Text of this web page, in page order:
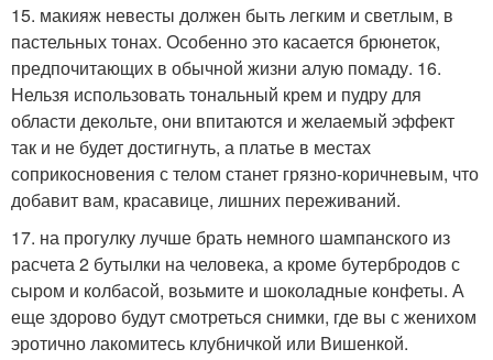
15. макияж невесты должен быть легким и светлым, в
пастельных тонах. Особенно это касается брюнеток,
предпочитающих в обычной жизни алую помаду. 16.
Нельзя использовать тональный крем и пудру для
области декольте, они впитаются и желаемый эффект
так и не будет достигнуть, а платье в местах
соприкосновения с телом станет грязно-коричневым, что
добавит вам, красавице, лишних переживаний.
17. на прогулку лучше брать немного шампанского из
расчета 2 бутылки на человека, а кроме бутербродов с
сыром и колбасой, возьмите и шоколадные конфеты. А
еще здорово будут смотреться снимки, где вы с женихом
эротично лакомитесь клубничкой или Вишенкой.